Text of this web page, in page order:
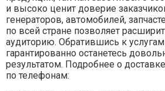
и высоко ценит доверие
генераторов, автомобилей,
по всей стране позволяет
аудиторию. Обратившись к
гарантированно останетесь
результатом. Подробнее о
по телефонам: